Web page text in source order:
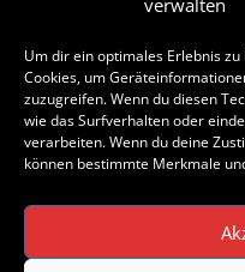
verwalten
Um dir ein optimales Erlebnis
Cookies, um
zuzugreifen. Wenn du diesen
wie das Surfverhalten oder
verarbeiten. Wenn du deine
können bestimmte Merkmale
Fax: 030/39 40 85 45
E-Mail: info@fruit-4-you.de
Social Links